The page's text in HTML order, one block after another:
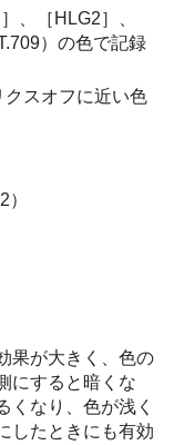
［HLG2］
）の色で記録
クスオフに近い色
果が大きく、色の
にすると暗くな
くなり、色が浅く
したときにも有効